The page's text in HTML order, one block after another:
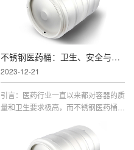
化工桶的基本特性耐腐蚀性：不锈钢化
工桶具有出色的耐腐蚀性，能够承受各
种化学物质的侵蚀，确保化学物质的储
存安全。耐高温性：不锈钢化工...
不锈钢医药桶：卫生、安全与可持续发展
2023-12-21
引言：医药行业一直以来都对容器的质
量和卫生要求极高，而不锈钢医药桶作
在医药生产和储存领域得到了广泛应
用。本文将探讨不锈钢医药桶在医药行